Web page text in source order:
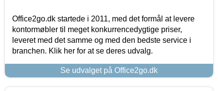
Office2go.dk startede i 2011, med det formål at levere
kontormøbler til meget konkurrencedygtige priser,
leveret med det samme og med den bedste service i
branchen. Klik her for at se deres udvalg.
Se udvalget på Office2go.dk